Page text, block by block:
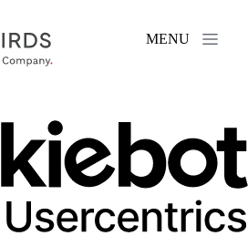
.
MENU